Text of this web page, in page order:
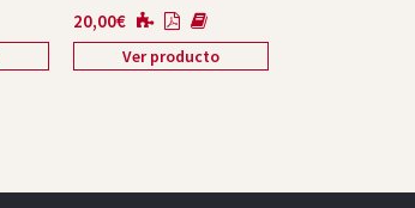
20,00€
Ver producto